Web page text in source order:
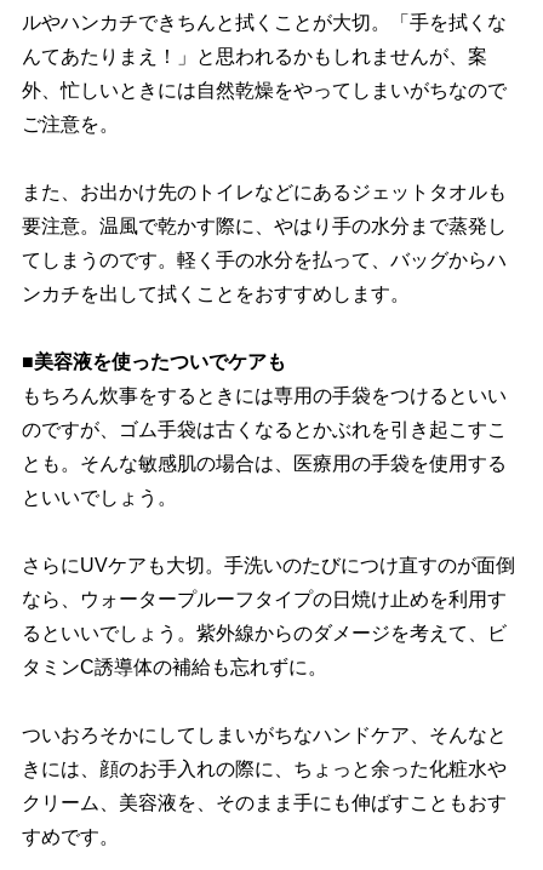
ルやハンカチできちんと拭くことが大切。「手を拭くな
んてあたりまえ！」と思われるかもしれませんが、案
外、忙しいときには自然乾燥をやってしまいがちなので
ご注意を。
また、お出かけ先のトイレなどにあるジェットタオルも
要注意。温風で乾かす際に、やはり手の水分まで蒸発し
てしまうのです。軽く手の水分を払って、バッグからハ
ンカチを出して拭くことをおすすめします。
■美容液を使ったついでケアも
もちろん炊事をするときには専用の手袋をつけるといい
のですが、ゴム手袋は古くなるとかぶれを引き起こすこ
とも。そんな敏感肌の場合は、医療用の手袋を使用する
といいでしょう。
さらにUVケアも大切。手洗いのたびにつけ直すのが面倒
なら、ウォータープルーフタイプの日焼け止めを利用す
るといいでしょう。紫外線からのダメージを考えて、ビ
タミンC誘導体の補給も忘れずに。
ついおろそかにしてしまいがちなハンドケア、そんなと
きには、顔のお手入れの際に、ちょっと余った化粧水
クリーム、美容液を、そのまま手にも伸ばすこともおす
すめです。